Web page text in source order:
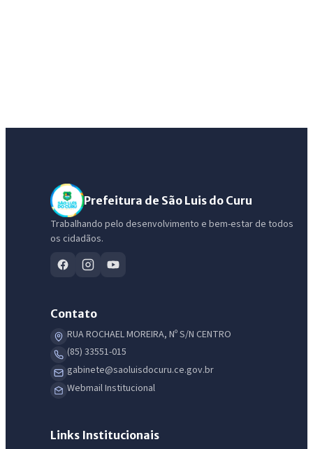
Prefeitura de São Luis do Curu
Trabalhando pelo desenvolvimento e bem-estar de todos
os cidadãos.
Contato
RUA ROCHAEL MOREIRA, Nº S/N CENTRO
(85) 33551-015
gabinete@saoluisdocuru.ce.gov.br
Webmail Institucional
Links Institucionais